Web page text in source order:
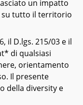
un impatto
su tutto il territorio
il D.lgs. 215/03 e il
di qualsiasi
orientamento
Il presente
della diversity e